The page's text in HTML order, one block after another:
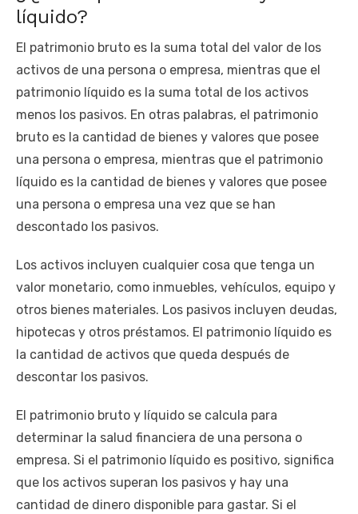
líquido?
El patrimonio bruto es la suma total del valor de los
activos de una persona o empresa, mientras que el
patrimonio líquido es la suma total de los activos
menos los pasivos. En otras palabras, el patrimonio
bruto es la cantidad de bienes y valores que posee
una persona o empresa, mientras que el patrimonio
líquido es la cantidad de bienes y valores que posee
una persona o empresa una vez que se han
descontado los pasivos.
Los activos incluyen cualquier cosa que tenga un
valor monetario, como inmuebles, vehículos, equipo y
otros bienes materiales. Los pasivos incluyen deudas,
hipotecas y otros préstamos. El patrimonio líquido es
la cantidad de activos que queda después de
descontar los pasivos.
El patrimonio bruto y líquido se calcula para
determinar la salud financiera de una persona o
empresa. Si el patrimonio líquido es positivo, significa
que los activos superan los pasivos y hay una
cantidad de dinero disponible para gastar. Si el